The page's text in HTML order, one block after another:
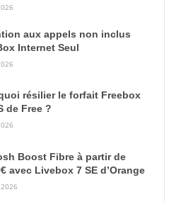
aux appels non inclus
Internet Seul
résilier le forfait Freebox
de Free ?
Boost Fibre à partir de
avec Livebox 7 SE d’Orange